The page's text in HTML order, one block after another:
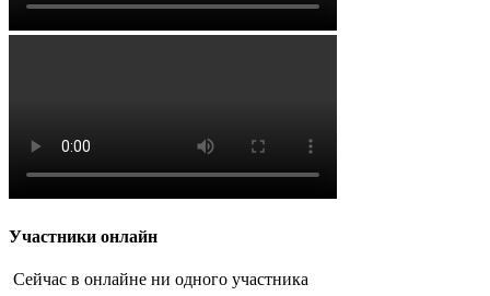
Участники онлайн
Сейчас в онлайне ни одного участника